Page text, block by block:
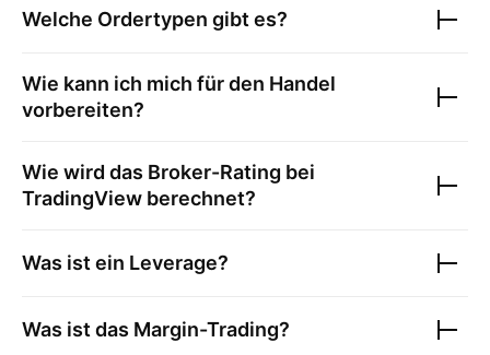
Welche Ordertypen gibt es?
Wie kann ich mich für den Handel
vorbereiten?
Wie wird das Broker-Rating bei
TradingView berechnet?
Was ist ein Leverage?
Was ist das Margin-Trading?